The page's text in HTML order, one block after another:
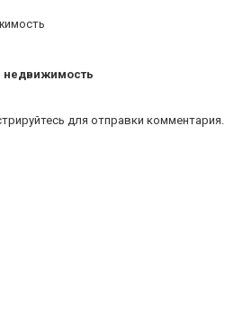
недвижимость
для отправки комментария.